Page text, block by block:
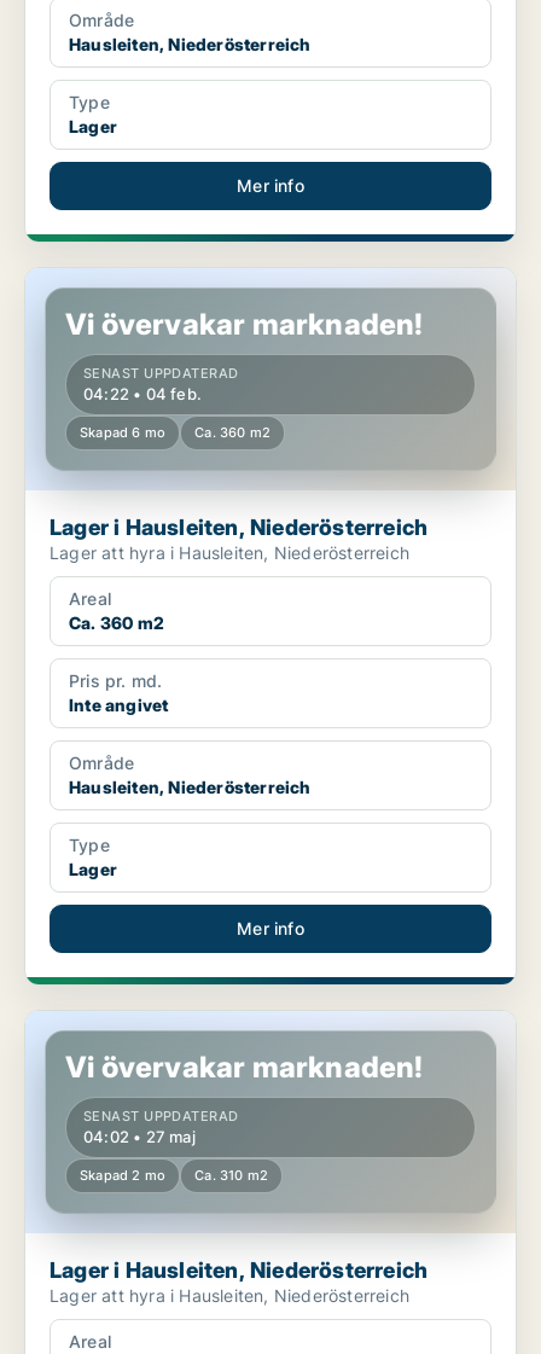
Område
Hausleiten, Niederösterreich
Type
Lager
Mer info
Lager i Hausleiten, Niederösterreich
Vi övervakar marknaden!
SENAST UPPDATERAD
04:22 • 04 feb.
Skapad 6 mo Ca. 360 m2
Lager i Hausleiten, Niederösterreich
Lager att hyra i Hausleiten, Niederösterreich
Areal
Ca. 360 m2
Pris pr. md.
Inte angivet
Område
Hausleiten, Niederösterreich
Type
Lager
Mer info
Lager i Hausleiten, Niederösterreich
Vi övervakar marknaden!
SENAST UPPDATERAD
04:02 • 27 maj
Skapad 2 mo Ca. 310 m2
Lager i Hausleiten, Niederösterreich
Lager att hyra i Hausleiten, Niederösterreich
Areal